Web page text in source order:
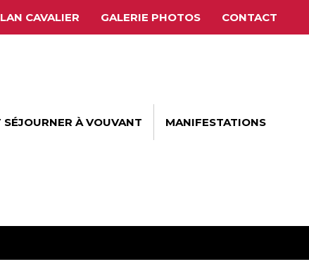
CAVALIER GALERIE PHOTOS CONTACT
SÉJOURNER À VOUVANT MANIFESTATIONS